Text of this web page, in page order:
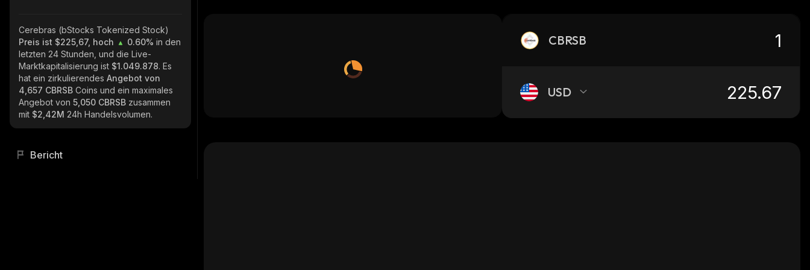
Cerebras (bStocks Tokenized Stock)
Preis ist $225,67, hoch
0.60% in den
letzten 24 Stunden, und die Live-
Marktkapitalisierung ist $1.049.878. Es
hat ein zirkulierendes Angebot von
4,657 CBRSB Coins und ein maximales
Angebot von 5,050 CBRSB zusammen
mit $2,42M 24h Handelsvolumen.
Bericht
CBRSB
USD